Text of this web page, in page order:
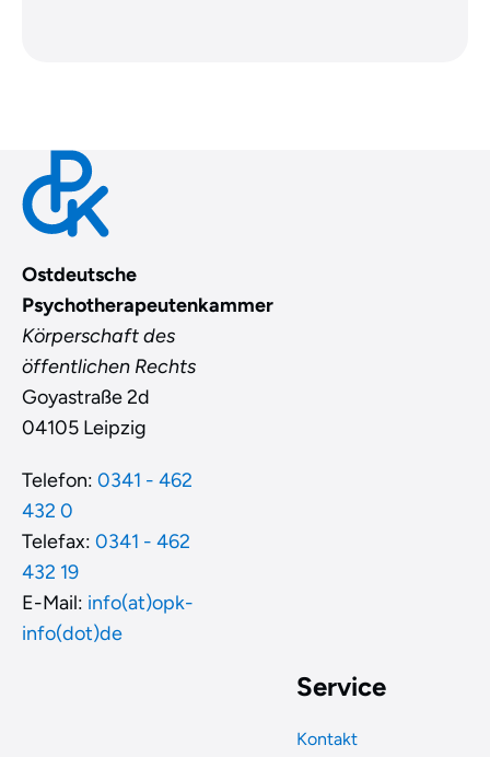
Ostdeutsche
Psychotherapeutenkammer
Körperschaft des
öffentlichen Rechts
Goyastraße 2d
04105 Leipzig
Telefon: 0341 - 462
432 0
Telefax: 0341 - 462
432 19
E-Mail: info(at)opk-
info(dot)de
Service
Kontakt